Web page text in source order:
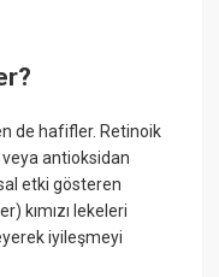
de hafifler. Retinoik
antioksidan
etki gösteren
kımızı lekeleri
iyileşmeyi